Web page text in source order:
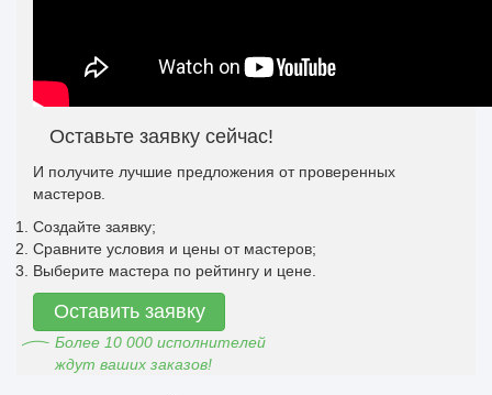
Оставьте заявку сейчас!
И получите лучшие предложения от проверенных
мастеров.
Создайте заявку;
Сравните условия и цены от мастеров;
Выберите мастера по рейтингу и цене.
Оставить заявку
Более 10 000 исполнителей
ждут ваших заказов!